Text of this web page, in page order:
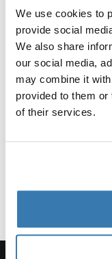
We use cookies to
provide social
We also share
our social media,
may combine it
provided to them
of their services.
Toggle
Todos os
Toggle
Instruções